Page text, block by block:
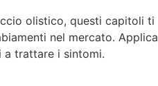
olistico, questi capitoli ti
nel mercato. Applica
a trattare i sintomi.